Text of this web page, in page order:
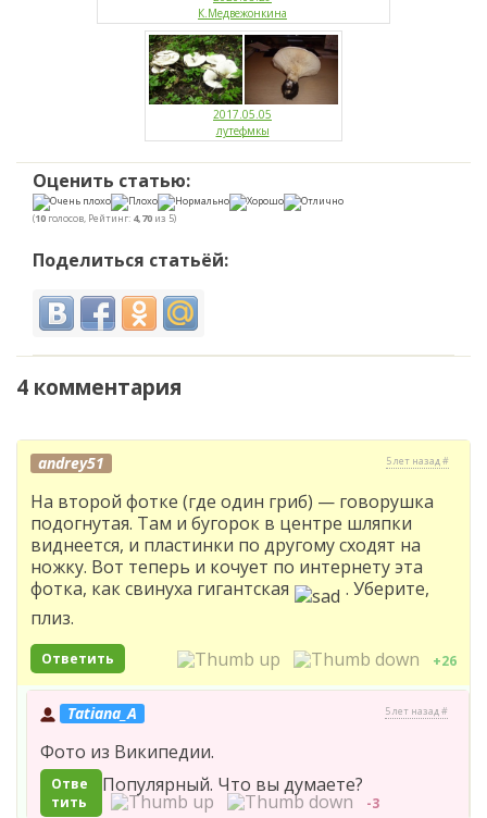
К.Медвежонкина
2017.05.05
лутефмкы
Оценить статью:
(10 голосов, Рейтинг: 4,70 из 5)
Поделиться статьёй:
4 комментария
andrey51 5 лет назад #
На второй фотке (где один гриб) — говорушка
подогнутая. Там и бугорок в центре шляпки
виднеется, и пластинки по другому сходят на
ножку. Вот теперь и кочует по интернету эта
фотка, как свинуха гигантская
. Уберите,
плиз.
Ответить +26
Tatiana_A 5 лет назад #
Фото из Википедии.
Отве
тить
Популярный. Что вы думаете?
-3